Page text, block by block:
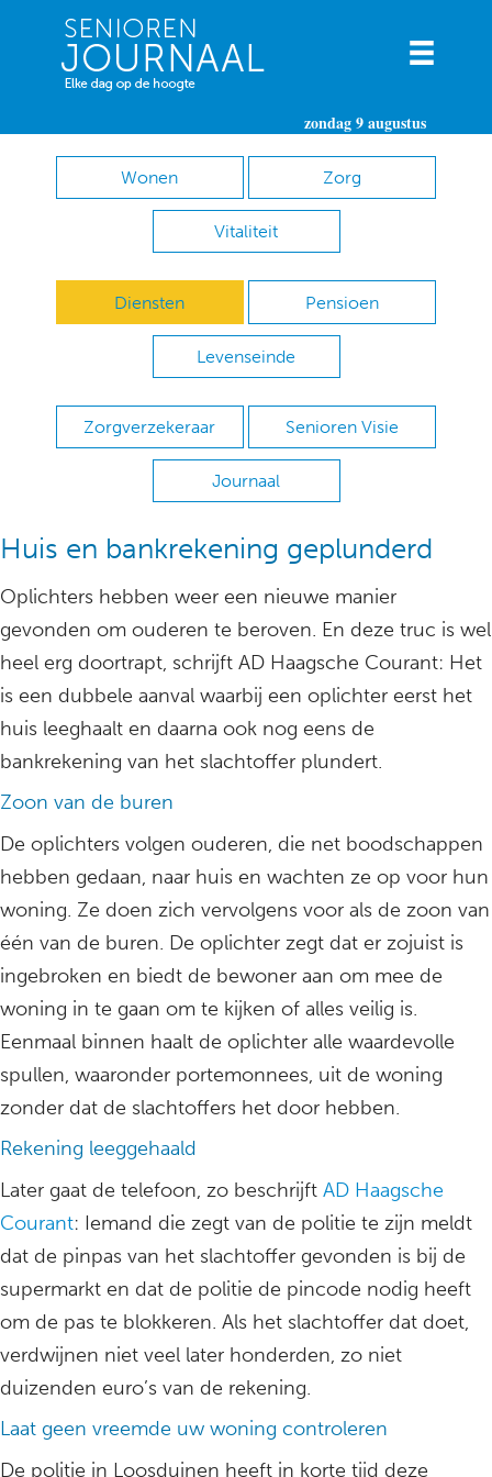
zondag 9 augustus
Wonen Zorg
Vitaliteit
Diensten Pensioen
Levenseinde
Zorgverzekeraar Senioren Visie
Journaal
Huis en bankrekening geplunderd
Oplichters hebben weer een nieuwe manier
gevonden om ouderen te beroven. En deze truc is wel
heel erg doortrapt, schrijft AD Haagsche Courant: Het
is een dubbele aanval waarbij een oplichter eerst het
huis leeghaalt en daarna ook nog eens de
bankrekening van het slachtoffer plundert.
Zoon van de buren
De oplichters volgen ouderen, die net boodschappen
hebben gedaan, naar huis en wachten ze op voor hun
woning. Ze doen zich vervolgens voor als de zoon van
één van de buren. De oplichter zegt dat er zojuist is
ingebroken en biedt de bewoner aan om mee de
woning in te gaan om te kijken of alles veilig is.
Eenmaal binnen haalt de oplichter alle waardevolle
spullen, waaronder portemonnees, uit de woning
zonder dat de slachtoffers het door hebben.
Rekening leeggehaald
Later gaat de telefoon, zo beschrijft AD Haagsche
Courant: Iemand die zegt van de politie te zijn meldt
dat de pinpas van het slachtoffer gevonden is bij de
supermarkt en dat de politie de pincode nodig heeft
om de pas te blokkeren. Als het slachtoffer dat doet,
verdwijnen niet veel later honderden, zo niet
duizenden euro’s van de rekening.
Laat geen vreemde uw woning controleren
De politie in Loosduinen heeft in korte tijd deze